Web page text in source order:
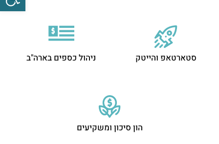
סטארטאפ והייטק ניהול כספים בארה"ב
הון סיכון ומשקיעים